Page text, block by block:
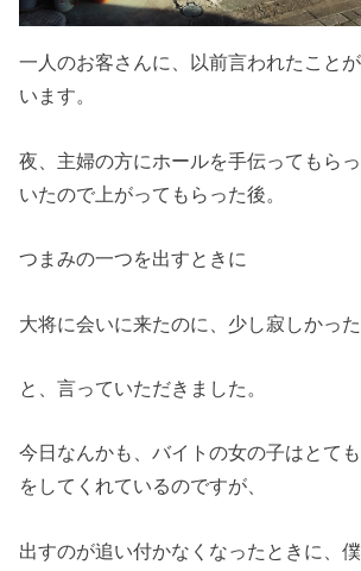
一人のお客さんに、以前言われたこと
います。
夜、主婦の方にホールを手伝ってもら
いたので上がってもらった後。
つまみの一つを出すときに
大将に会いに来たのに、少し寂しかった
と、言っていただきました。
今日なんかも、バイトの女の子はとて
をしてくれているのですが、
出すのが追い付かなくなったときに、